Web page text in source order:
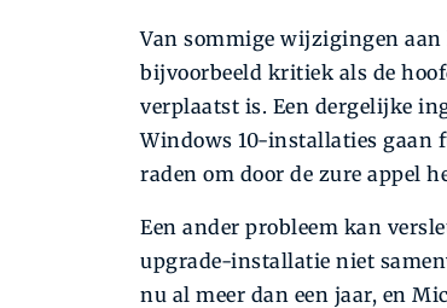
Van sommige wijzigingen aan
bijvoorbeeld kritiek als de
verplaatst is. Een dergelijke
Windows 10-installaties gaan
raden om door de zure appel
Een ander probleem kan
upgrade-installatie niet
nu al meer dan een jaar, en